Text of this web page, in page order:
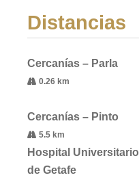
Distancias
Cercanías – Parla
0.26 km
Cercanías – Pinto
5.5 km
Hospital Universitario
de Getafe